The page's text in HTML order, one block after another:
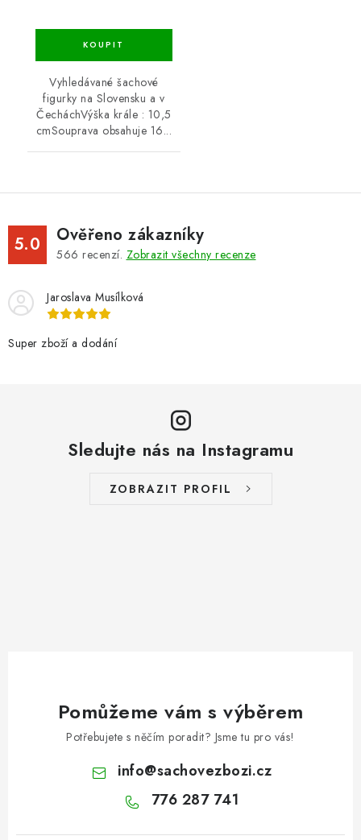
Vyhledávané šachové
figurky na Slovensku a v
ČecháchVýška krále : 10,5
cmSouprava obsahuje 16...
5.0 Ověřeno zákazníky
566 recenzí. Zobrazit všechny recenze
Jaroslava Musílková
Super zboží a dodání
Sledujte nás na Instagramu
ZOBRAZIT PROFIL
Pomůžeme vám s výběrem
Potřebujete s něčím poradit? Jsme tu pro vás!
info@sachovezbozi.cz
776 287 741